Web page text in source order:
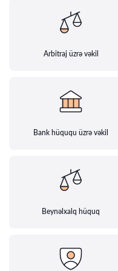
Arbitraj üzrə vəkil
Bank hüququ üzrə vəkil
Beynəlxalq hüquq